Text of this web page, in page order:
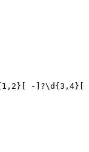
-]?\d{3,4}[